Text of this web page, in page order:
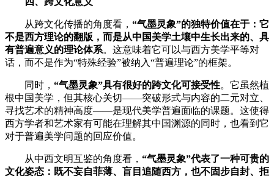
从跨文化传播的角度看， “气墨灵象”的独特价值在于：它
不是西方理论的翻版，而是从中国美学土壤中生长出来的、具
有普遍意义的理论体系。这意味着它可以与西方美学平等对
话，而不是作为“特殊经验”被纳入“普遍理论”的框架。
同时， “气墨灵象”具有很好的跨文化可接受性。它虽然植
根中国美学，但其核心关切——突破形式与内容的二元对立、
寻找艺术的精神高度——是现代美学普遍面临的课题。这使得
西方学者和艺术家有可能在理解其中国渊源的同时，也看到它
对于普遍美学问题的回应价值。
从中西文明互鉴的角度看， “气墨灵象”代表了一种可贵的
文化姿态：既不妄自菲薄、盲目追随西方，也不固步自封、拒